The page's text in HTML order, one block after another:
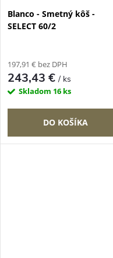
Blanco - Smetný kôš -
SELECT 60/2
197,91 € bez DPH
243,43 €/ ks
Skladom 16 ks
DO KOŠÍKA